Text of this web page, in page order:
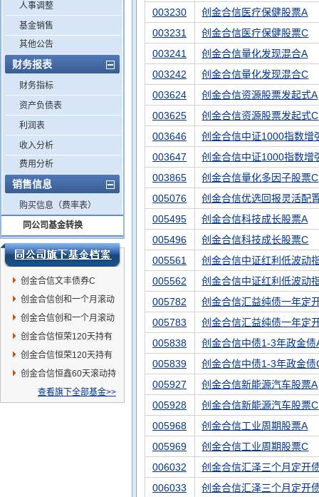
人事调整
基金销售
其他公告
财务报表
财务指标
资产负债表
利润表
收入分析
费用分析
销售信息
购买信息（费率表）
同公司基金转换
创金合信文丰债券C
创金合信创和一个月滚动
持有债券C
创金合信创和一个月滚动
持有债券A
创金合信恒荣120天持有
期债券C
创金合信恒荣120天持有
期债券A
创金合信恒鑫60天滚动持
有债券C查看旗下全部基金>>
003230
创金合信医疗保健股票A
003231
创金合信医疗保健股票C
003241
创金合信量化发现混合A
003242
创金合信量化发现混合C
003624
创金合信资源股票发起式A
003625
创金合信资源股票发起式C
003646
创金合信中证1000指数增
003647
创金合信中证1000指数增
003865
创金合信量化多因子股票C
005076
创金合信优选回报灵活配
005495
创金合信科技成长股票A
005496
创金合信科技成长股票C
005561
创金合信中证红利低波动
005562
创金合信中证红利低波动
005782
创金合信汇益纯债一年定
005783
创金合信汇益纯债一年定
005838
创金合信中债1-3年政金债
005839
创金合信中债1-3年政金债
005927
创金合信新能源汽车股票A
005928
创金合信新能源汽车股票C
005968
创金合信工业周期股票A
005969
创金合信工业周期股票C
006032
创金合信汇泽三个月定开
006033
创金合信汇泽三个月定开